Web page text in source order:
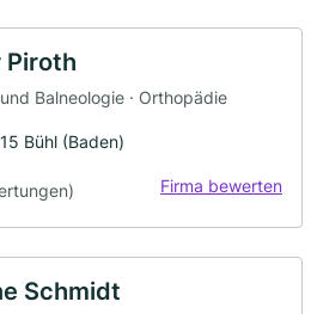
Piroth
Balneologie · Orthopädie
Bühl (Baden)
Firma bewerten
Schmidt